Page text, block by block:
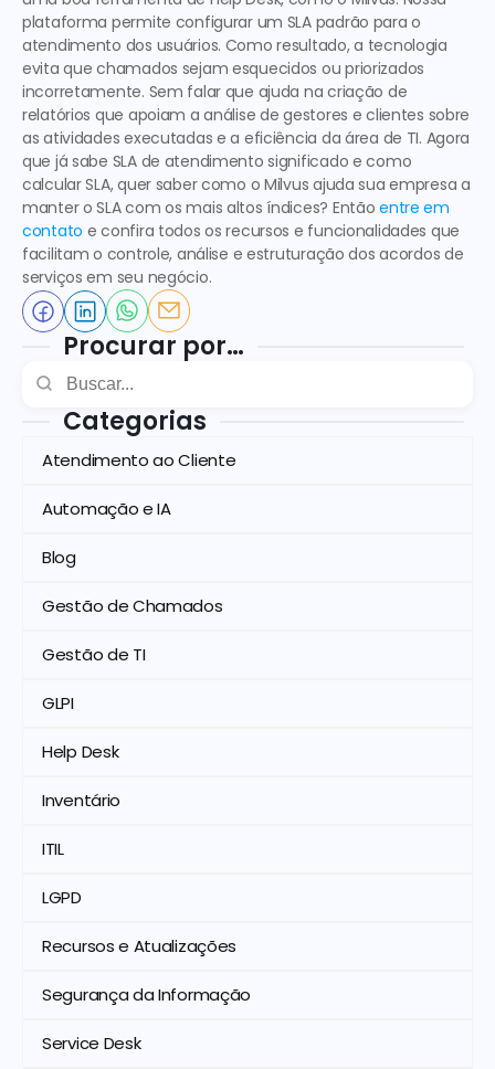
plataforma permite configurar um SLA padrão para o
atendimento dos usuários. Como resultado, a tecnologia
evita que chamados sejam esquecidos ou priorizados
incorretamente. Sem falar que ajuda na criação de
relatórios que apoiam a análise de gestores e clientes sobre
as atividades executadas e a eficiência da área de TI. Agora
que já sabe SLA de atendimento significado e como
calcular SLA, quer saber como o Milvus ajuda sua empresa a
manter o SLA com os mais altos índices? Então entre em
contato e confira todos os recursos e funcionalidades que
facilitam o controle, análise e estruturação dos acordos de
serviços em seu negócio.
Procurar por…
Categorias
Atendimento ao Cliente
Automação e IA
Blog
Gestão de Chamados
Gestão de TI
GLPI
Help Desk
Inventário
ITIL
LGPD
Recursos e Atualizações
Segurança da Informação
Service Desk